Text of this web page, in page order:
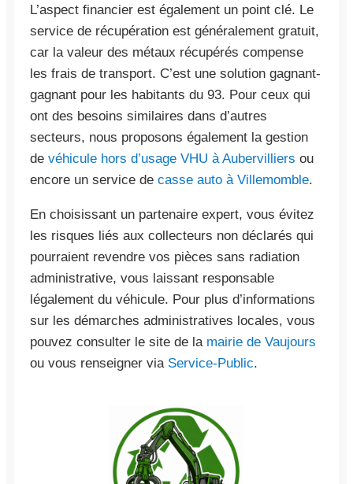
L’aspect financier est également un point clé. Le
service de récupération est généralement gratuit,
car la valeur des métaux récupérés compense
les frais de transport. C’est une solution gagnant-
gagnant pour les habitants du 93. Pour ceux qui
ont des besoins similaires dans d’autres
secteurs, nous proposons également la gestion
de véhicule hors d’usage VHU à Aubervilliers ou
encore un service de casse auto à Villemomble.
En choisissant un partenaire expert, vous évitez
les risques liés aux collecteurs non déclarés qui
pourraient revendre vos pièces sans radiation
administrative, vous laissant responsable
légalement du véhicule. Pour plus d’informations
sur les démarches administratives locales, vous
pouvez consulter le site de la mairie de Vaujours
ou vous renseigner via Service-Public.